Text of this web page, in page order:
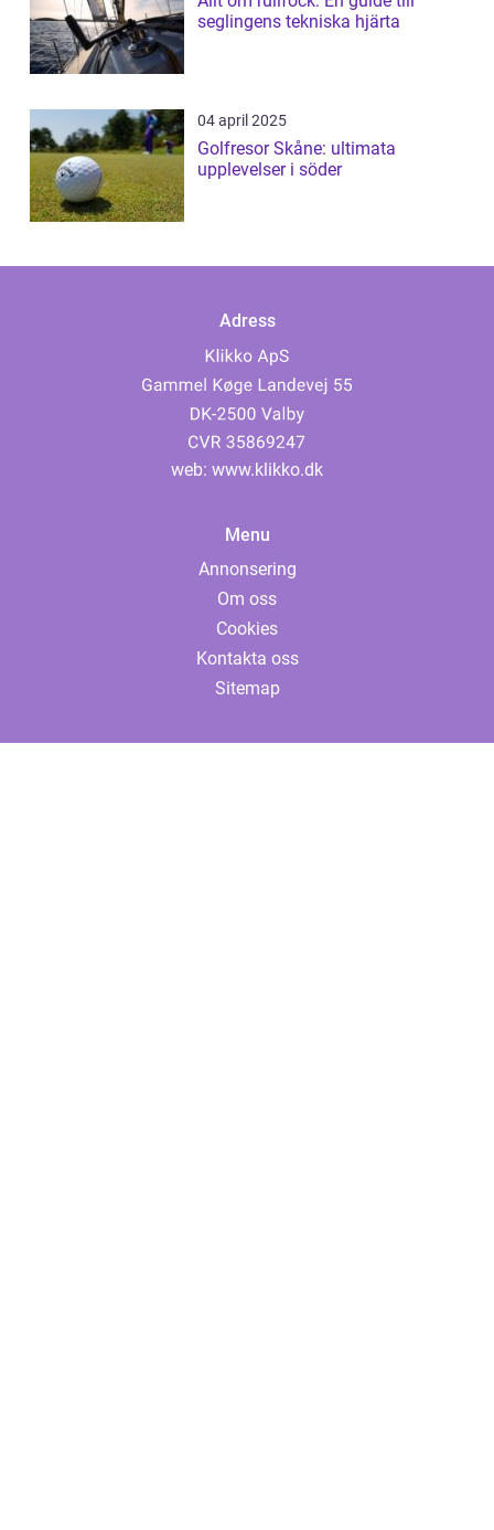
seglingens tekniska hjärta
04 april 2025
Golfresor Skåne: ultimata
upplevelser i söder
Adress
web: www.klikko.dk
Menu
Annonsering
Om oss
Cookies
Kontakta oss
Sitemap